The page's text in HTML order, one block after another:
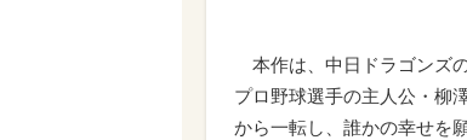
本作は、中日ドラゴンズ
プロ野球選手の主人公・柳
から一転し、誰かの幸せを